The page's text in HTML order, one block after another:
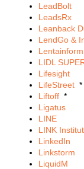
LeadBolt
LeadsRx
Leanback
LendGo &
Lentainform
LIDL
Lifesight
LifeStreet *
Liftoff *
Ligatus
LINE
LINK Institut
LinkedIn
Linkstorm
LiquidM